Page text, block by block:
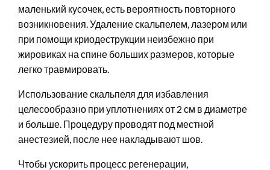
маленький кусочек, есть вероятность повторного
возникновения. Удаление скальпелем, лазером или
при помощи криодеструкции неизбежно при
жировиках на спине больших размеров, которые
легко травмировать.
Использование скальпеля для избавления
целесообразно при уплотнениях от 2 см в диаметре
и больше. Процедуру проводят под местной
анестезией, после нее накладывают шов.
Чтобы ускорить процесс регенерации,